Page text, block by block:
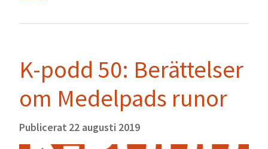
K-podd 50: Berättelser
om Medelpads runor
Publicerat 22 augusti 2019